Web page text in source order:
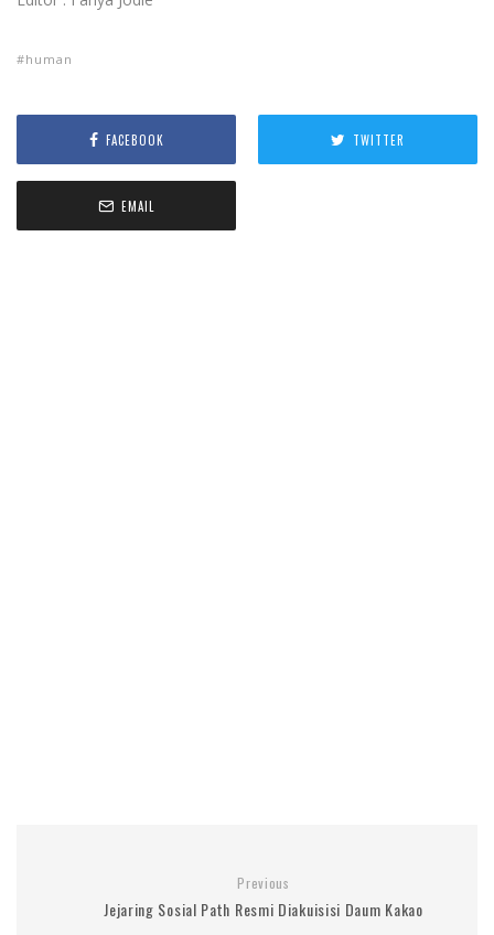
human
FACEBOOK TWITTER
EMAIL
Previous
Jejaring Sosial Path Resmi Diakuisisi Daum Kakao